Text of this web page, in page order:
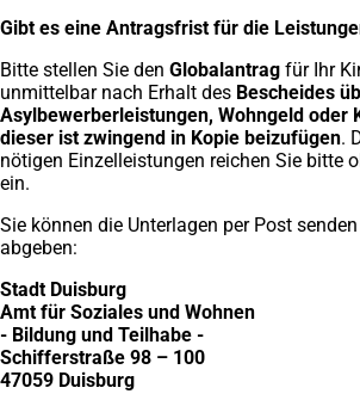
Gibt es eine Antragsfrist für die
Bitte stellen Sie den Globalantrag für Ihr
unmittelbar nach Erhalt des Bescheides
Asylbewerberleistungen, Wohngeld oder
dieser ist zwingend in Kopie beizufügen.
nötigen Einzelleistungen reichen Sie bitte
ein.
Sie können die Unterlagen per Post
abgeben:
Stadt Duisburg
Amt für Soziales und Wohnen
- Bildung und Teilhabe -
Schifferstraße 98 – 100
47059 Duisburg